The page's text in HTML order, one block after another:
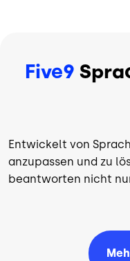
Five9
Entwickelt von
anzupassen und zu
beantworten nicht